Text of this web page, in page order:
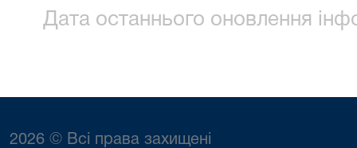
Дата останнього оновлення
2026 © Всі права захищені